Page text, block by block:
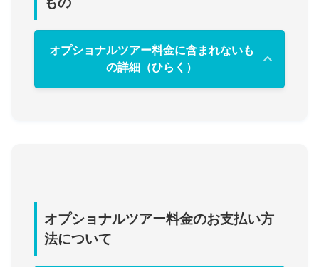
オプショナルツアー料金に含まれないも
の詳細（ひらく）
オプショナルツアー料金のお支払い方
法について